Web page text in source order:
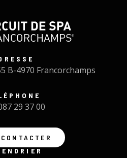
B-4970 Francorchamps
29 37 00